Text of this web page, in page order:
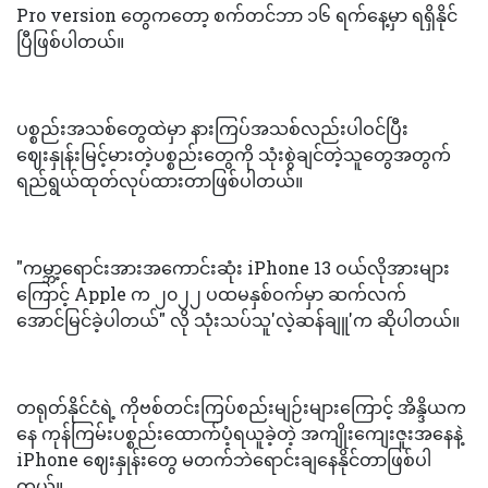
Pro version တွေကတော့ စက်တင်ဘာ ၁၆ ရက်နေ့မှာ ရရှိနိုင်
ပြီဖြစ်ပါတယ်။
ပစ္စည်းအသစ်တွေထဲမှာ နားကြပ်အသစ်လည်းပါဝင်ပြီး
ဈေးနှုန်းမြင့်မားတဲ့ပစ္စည်းတွေကို သုံးစွဲချင်တဲ့သူတွေအတွက်
ရည်ရွယ်ထုတ်လုပ်ထားတာဖြစ်ပါတယ်။
"ကမ္ဘာ့ရောင်းအားအကောင်းဆုံး iPhone 13 ဝယ်လိုအားများ
ကြောင့် Apple က ၂၀၂၂ ပထမနှစ်ဝက်မှာ ဆက်လက်
အောင်မြင်ခဲ့ပါတယ်" လို သုံးသပ်သူ'လဲ့ဆန်ချူ'က ဆိုပါတယ်။
တရုတ်နိုင်ငံရဲ့ ကိုဗစ်တင်းကြပ်စည်းမျဉ်းများကြောင့် အိန္ဒိယက
နေ ကုန်ကြမ်းပစ္စည်းထောက်ပံ့ရယူခဲ့တဲ့ အကျိုးကျေးဇူးအနေနဲ့
iPhone ဈေးနှုန်းတွေ မတက်ဘဲရောင်းချနေနိုင်တာဖြစ်ပါ